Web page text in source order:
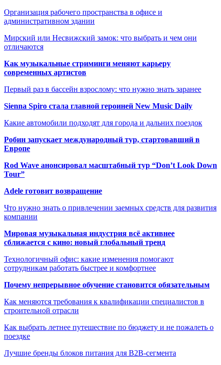
Организация рабочего пространства в офисе и
административном здании
Мирский или Несвижский замок: что выбрать и чем они
отличаются
Как музыкальные стриминги меняют карьеру
современных артистов
Первый раз в бассейн взрослому: что нужно знать заранее
Sienna Spiro стала главной героиней New Music Daily
Какие автомобили подходят для города и дальних поездок
Робин запускает международный тур, стартовавший в
Европе
Rod Wave анонсировал масштабный тур “Don’t Look Down
Tour”
Adele готовит возвращение
Что нужно знать о привлечении заемных средств для развития
компании
Мировая музыкальная индустрия всё активнее
сближается с кино: новый глобальный тренд
Технологичный офис: какие изменения помогают
сотрудникам работать быстрее и комфортнее
Почему непрерывное обучение становится обязательным
Как меняются требования к квалификации специалистов в
строительной отрасли
Как выбрать летнее путешествие по бюджету и не пожалеть о
поездке
Лучшие бренды блоков питания для B2B-сегмента